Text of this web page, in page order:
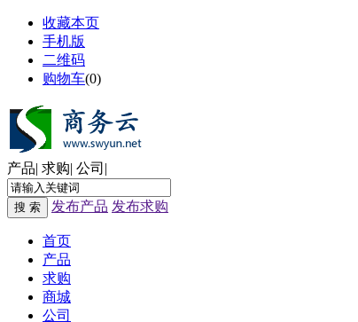
收藏本页
手机版
二维码
购物车(0)
产品| 求购| 公司 |
搜 索 发布产品 发布求购
首页
产品
求购
商城
公司